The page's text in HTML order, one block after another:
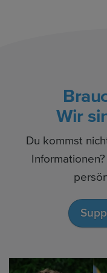
Wir
Du kommst